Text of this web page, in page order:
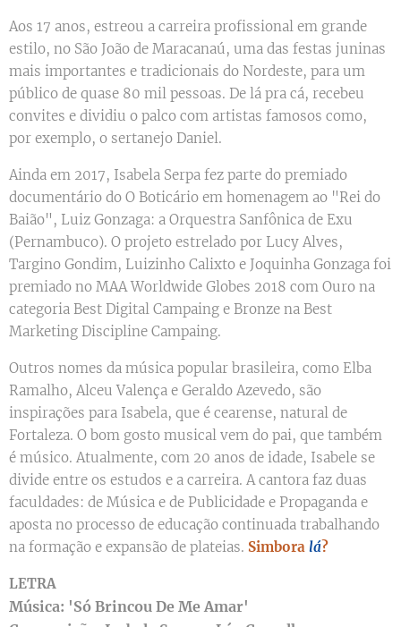
Aos 17 anos, estreou a carreira profissional em grande
estilo, no São João de Maracanaú, uma das festas juninas
mais importantes e tradicionais do Nordeste, para um
público de quase 80 mil pessoas. De lá pra cá, recebeu
convites e dividiu o palco com artistas famosos como,
por exemplo, o sertanejo Daniel.
Ainda em 2017, Isabela Serpa fez parte do premiado
documentário do O Boticário em homenagem ao "Rei do
Baião", Luiz Gonzaga: a Orquestra Sanfônica de Exu
(Pernambuco). O projeto estrelado por Lucy Alves,
Targino Gondim, Luizinho Calixto e Joquinha Gonzaga foi
premiado no MAA Worldwide Globes 2018 com Ouro na
categoria Best Digital Campaing e Bronze na Best
Marketing Discipline Campaing.
Outros nomes da música popular brasileira, como Elba
Ramalho, Alceu Valença e Geraldo Azevedo, são
inspirações para Isabela, que é cearense, natural de
Fortaleza. O bom gosto musical vem do pai, que também
é músico. Atualmente, com 20 anos de idade, Isabele se
divide entre os estudos e a carreira. A cantora faz duas
faculdades: de Música e de Publicidade e Propaganda e
aposta no processo de educação continuada trabalhando
na formação e expansão de plateias. Simbora lá?
LETRA
Música: 'Só Brincou De Me Amar'